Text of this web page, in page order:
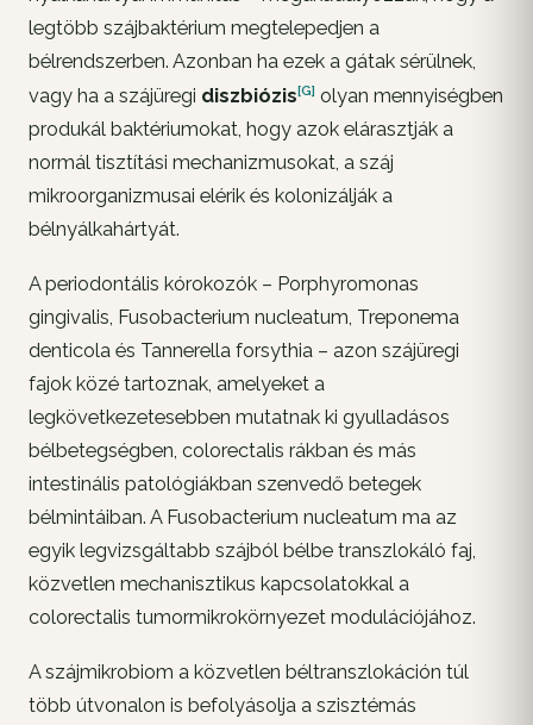
legtöbb szájbaktérium megtelepedjen a
bélrendszerben. Azonban ha ezek a gátak sérülnek,
vagy ha a szájüregi diszbiózis[G] olyan mennyiségben
produkál baktériumokat, hogy azok elárasztják a
normál tisztítási mechanizmusokat, a száj
mikroorganizmusai elérik és kolonizálják a
bélnyálkahártyát.
A periodontális kórokozók – Porphyromonas
gingivalis, Fusobacterium nucleatum, Treponema
denticola és Tannerella forsythia – azon szájüregi
fajok közé tartoznak, amelyeket a
legkövetkezetesebben mutatnak ki gyulladásos
bélbetegségben, colorectalis rákban és más
intestinális patológiákban szenvedő betegek
bélmintáiban. A Fusobacterium nucleatum ma az
egyik legvizsgáltabb szájból bélbe transzlokáló faj,
közvetlen mechanisztikus kapcsolatokkal a
colorectalis tumormikrokörnyezet modulációjához.
A szájmikrobiom a közvetlen béltranszlokáción túl
több útvonalon is befolyásolja a szisztémás